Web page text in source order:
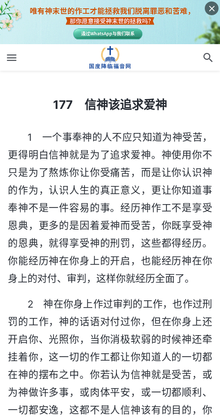
177 信神该追求爱神
1 一个事奉神的人不应只知道为神受苦，
更得明白信神就是为了追求爱神。神使用你不
只是为了熬炼你让你受痛苦，而是让你认识神
的作为，认识人生的真正意义，更让你知道事
奉神不是一件容易的事。经历神作工不是享受
恩典，更多的是因着爱神而受苦，你既享受神
的恩典，就得享受神的刑罚，这些都得经历。
你能经历神在你身上的开启，也能经历神在你
身上的对付、审判，这样你就经历全面了。
2 神在你身上作过审判的工作，也作过刑
罚的工作，神的话语对付过你，但在你身上还
开启你、光照你，当你消极软弱的时候神还牵
挂着你，这一切的作工都让你知道人的一切都
在神的摆布之中。你若认为信神就是受苦，或
为神做许多事，或肉体平安，或一切都顺利、
一切都安逸，这都不是人信神该有的目的，你